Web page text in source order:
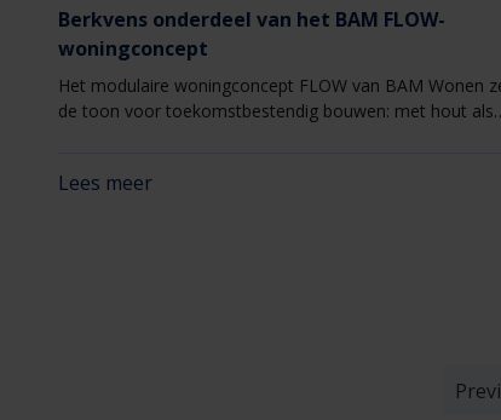
Berkvens onderdeel van het BAM FLOW-
woningconcept
Het modulaire woningconcept FLOW van BAM Wonen
de toon voor toekomstbestendig bouwen: met hout als
Lees meer